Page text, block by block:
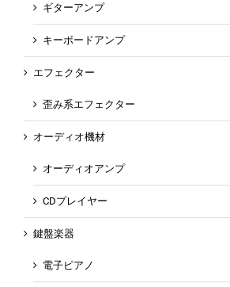
ギターアンプ
キーボードアンプ
エフェクター
歪み系エフェクター
オーディオ機材
オーディオアンプ
CDプレイヤー
鍵盤楽器
電子ピアノ